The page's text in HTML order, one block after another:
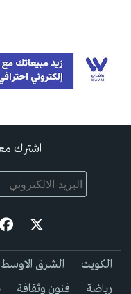
اشترك
الكويت الشرق الاوسط
رياضة
فنون وثقافة